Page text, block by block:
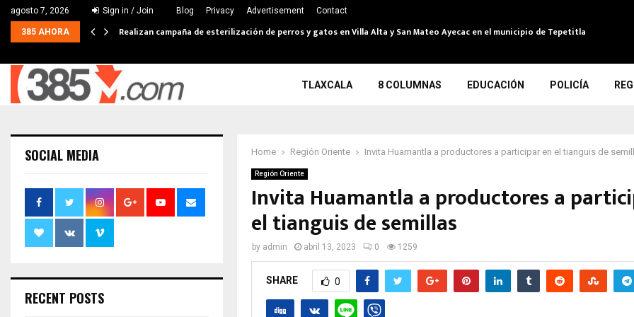
agosto 7, 2026 Sign in / Join Blog Privacy Advertisement Contact
385 AHORA Realizan campaña de esterilización de perros y gatos en Villa Alta y San Mateo Ayecac en el municipio de Tepetitla
TLAXCALA 8 COLUMNAS EDUCACIÓN POLICÍA
Home Región Oriente Invita Huamantla a productores a participar en el tianguis de
Región Oriente
Invita Huamantla a productores a
el tianguis de semillas
by admin abril 13, 2023 0 1259
SHARE 0
SOCIAL MEDIA
RECENT POSTS